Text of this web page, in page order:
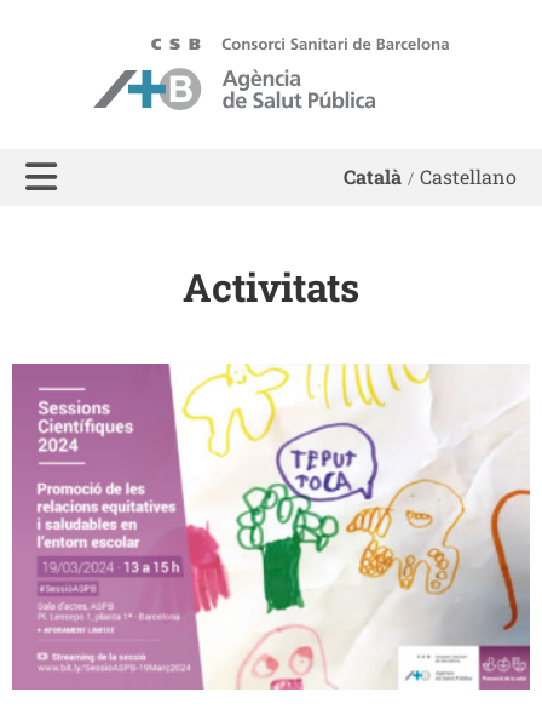
ASPB - Agència de Salut Pública de Barcelona
Català Castellano
Activitats